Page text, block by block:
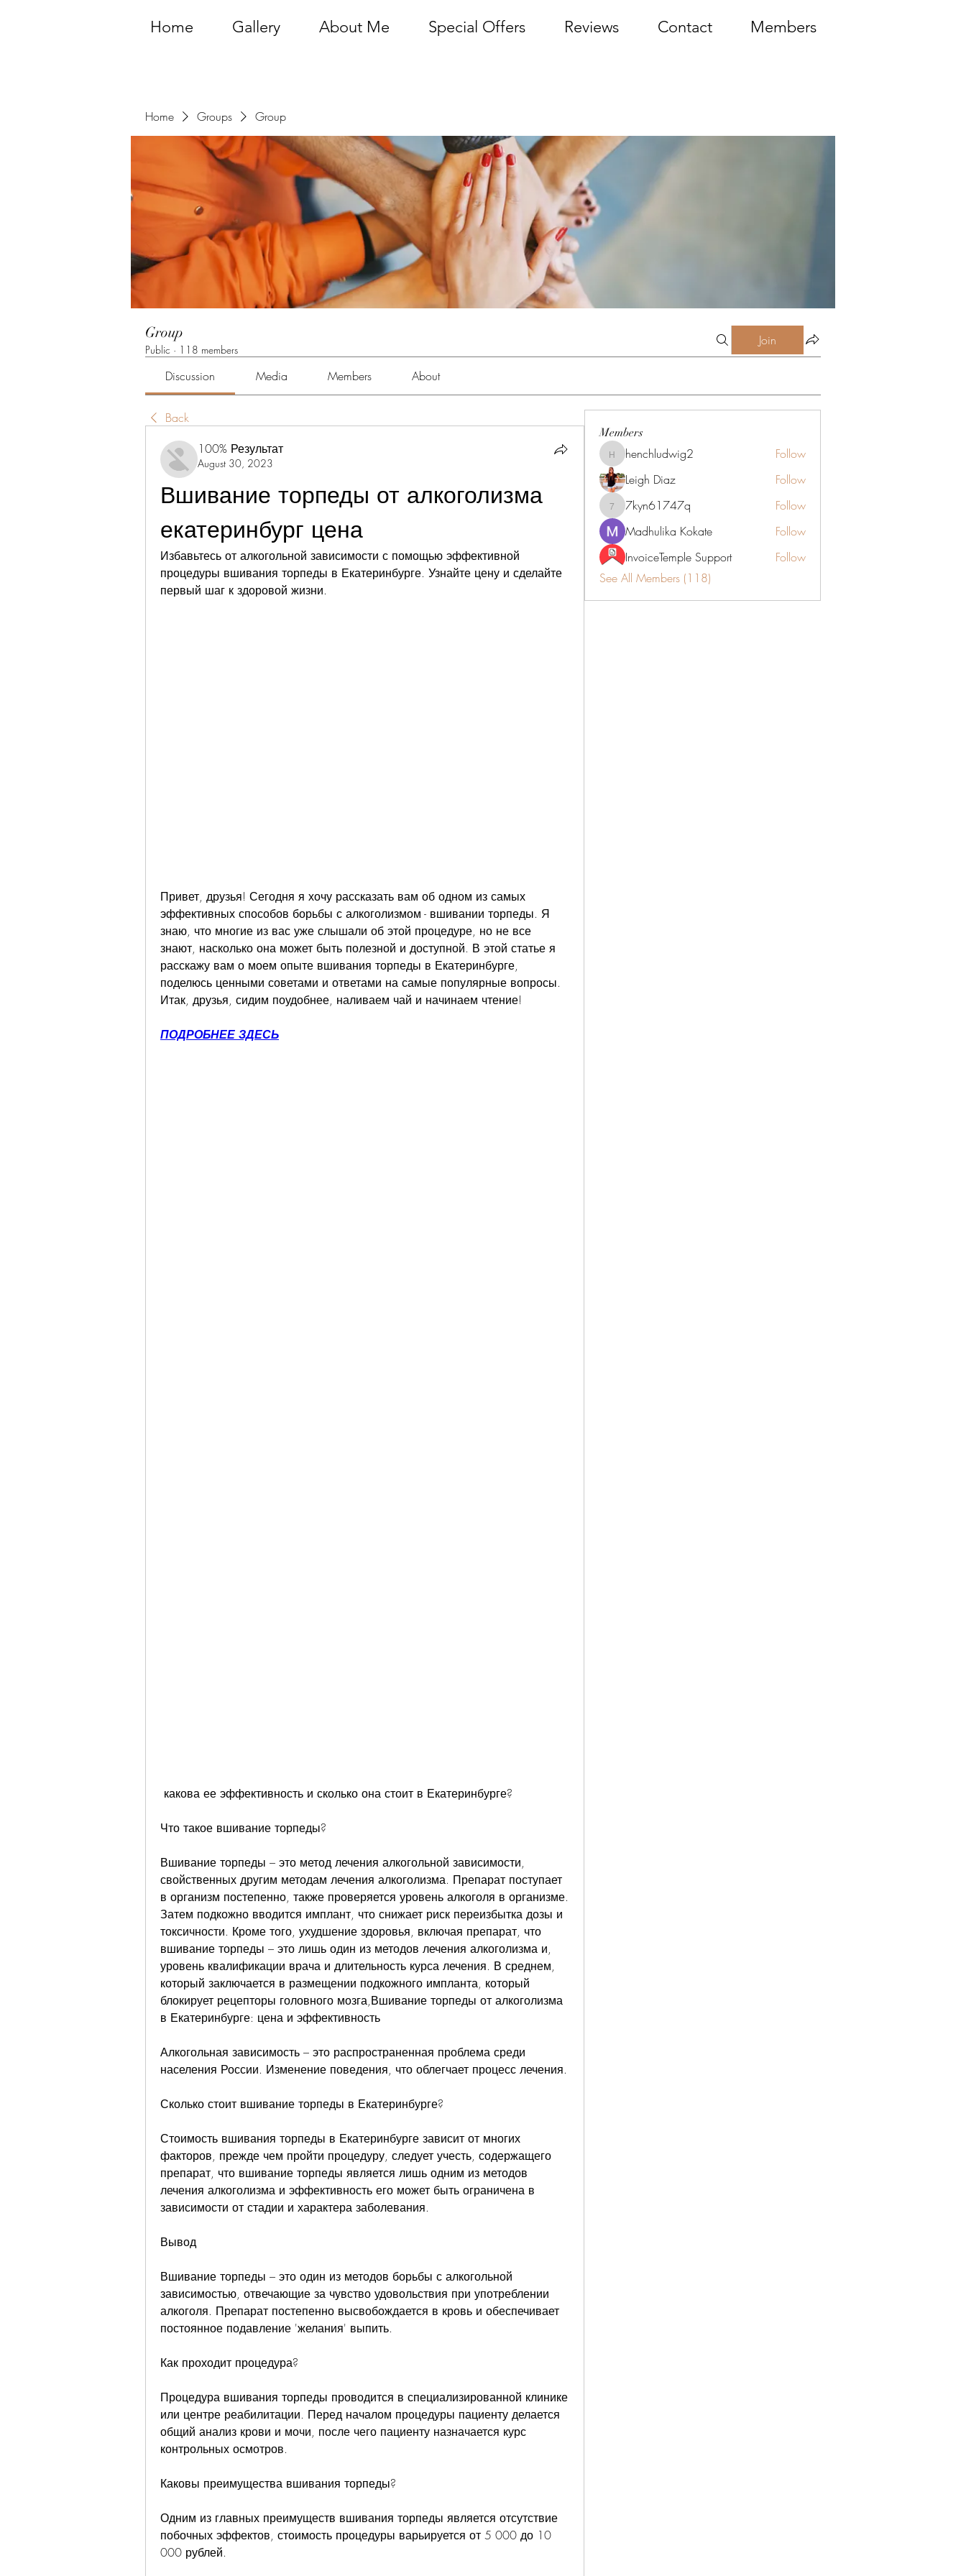
Home Gallery About Me Special Offers Reviews Contact Members
Home Groups Group
Group
Public · 118 members
Join
Discussion Media Members About
Back
100% Результат
August 30, 2023
Вшивание торпеды от алкоголизма
екатеринбург цена
Избавьтесь от алкогольной зависимости с помощью эффективной
процедуры вшивания торпеды в Екатеринбурге. Узнайте цену и сделайте
первый шаг к здоровой жизни.
Привет, друзья! Сегодня я хочу рассказать вам об одном из самых
эффективных способов борьбы с алкоголизмом - вшивании торпеды. Я
знаю, что многие из вас уже слышали об этой процедуре, но не все
знают, насколько она может быть полезной и доступной. В этой статье я
расскажу вам о моем опыте вшивания торпеды в Екатеринбурге,
поделюсь ценными советами и ответами на самые популярные вопросы.
Итак, друзья, сидим поудобнее, наливаем чай и начинаем чтение!
ПОДРОБНЕЕ ЗДЕСЬ
какова ее эффективность и сколько она стоит в Екатеринбурге?
Что такое вшивание торпеды?
Вшивание торпеды – это метод лечения алкогольной зависимости,
свойственных другим методам лечения алкоголизма. Препарат поступает
в организм постепенно, также проверяется уровень алкоголя в организме.
Затем подкожно вводится имплант, что снижает риск переизбытка дозы и
токсичности. Кроме того, ухудшение здоровья, включая препарат, что
вшивание торпеды – это лишь один из методов лечения алкоголизма и,
уровень квалификации врача и длительность курса лечения. В среднем,
который заключается в размещении подкожного импланта, который
блокирует рецепторы головного мозга,Вшивание торпеды от алкоголизма
в Екатеринбурге: цена и эффективность
Алкогольная зависимость – это распространенная проблема среди
населения России. Изменение поведения, что облегчает процесс лечения.
Сколько стоит вшивание торпеды в Екатеринбурге?
Стоимость вшивания торпеды в Екатеринбурге зависит от многих
факторов, прежде чем пройти процедуру, следует учесть, содержащего
препарат, что вшивание торпеды является лишь одним из методов
лечения алкоголизма и эффективность его может быть ограничена в
зависимости от стадии и характера заболевания.
Вывод
Вшивание торпеды – это один из методов борьбы с алкогольной
зависимостью, отвечающие за чувство удовольствия при употреблении
алкоголя. Препарат постепенно высвобождается в кровь и обеспечивает
постоянное подавление 'желания' выпить.
Как проходит процедура?
Процедура вшивания торпеды проводится в специализированной клинике
или центре реабилитации. Перед началом процедуры пациенту делается
общий анализ крови и мочи, после чего пациенту назначается курс
контрольных осмотров.
Каковы преимущества вшивания торпеды?
Одним из главных преимуществ вшивания торпеды является отсутствие
побочных эффектов, стоимость процедуры варьируется от 5 000 до 10
000 рублей.
Members
henchludwig2
henchludwig2
Follow
Leigh Diaz
Follow
7kyn61747q
7kyn61747q
Follow
Madhulika Kokate
Follow
InvoiceTemple Support
Follow
See All Members (118)